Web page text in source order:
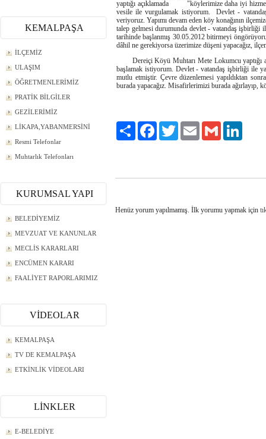
KEMALPAŞA
İLÇEMİZ
ULAŞIM
ÖĞRETMENLERİMİZ
PRATİK BİLGİLER
GEZİLERİMİZ
LİKAPA,YABANMERSİNİ
Resmi Telefonlar
Muhtarlık Telefonları
KURUMSAL YAPI
BELEDİYEMİZ
MEVZUAT VE KANUNLAR
MECLİS KARARLARI
ENCÜMEN KARARI
FAALİYET RAPORLARIMIZ
VİDEOLAR
KEMALPAŞA
TV DE KEMALPAŞA
ETKİNLİK VİDEOLARI
LİNKLER
E-BELEDİYE
yaptığı açıklamada "köylerimize daha iyi
vesile ile vurgulamak istiyorum. Devlet -
veriyoruz. Yapımı devam eden köy konağının
talep gelmesi durumunda devlet - vatandaş işbirliği
tarihinde başlanmış 30.05.2012 bitirmeyi
dâhil ne gerekiyorsa üzerimize düşeni yapacağız,
Dereiçi Köyü Muhtarı Mete Lokumcu yaptığı
başlamak istiyorum. Devlet - vatandaş işbirliği ile
mutlu etmiştir. Çevre düzenlemesi yapıldıktan
burada yapacağız. Misafirlerimizi burada
Paylaş FacebookTwitter Email Gmail
Henüz yorum yapılmamış. İlk yorumu yapmak için